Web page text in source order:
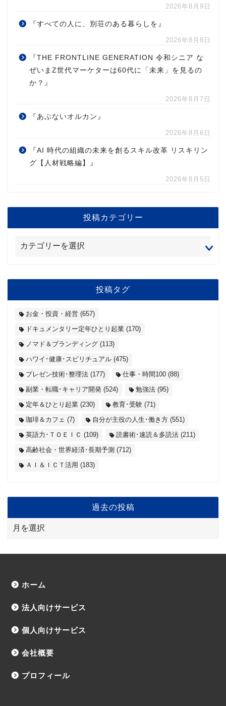
2026年8月9日
『すべての人に、別荘のある暮らしを』
2026年8月8日
『THE FRONTLINE GENERATION 令和シニア な
ぜいまZ世代マーケターは60代に「未来」を見るの
か？』
2026年8月7日
『あぶないオルカン』
2026年8月6日
『AI 時代の組織の未来を創るスキル改革 リスキリン
グ【人材戦略編】』
2026年8月5日
投稿カテゴリー
投稿タグ
お金・投資・経営 (657)
ドキュメンタリー定年ひとり起業 (170)
ノマド＆ブランディング (113)
ハワイ･健康･スピリチュアル (475)
プレゼン技術･整理法 (177) 仕事・時間100 (88)
副業・転職･キャリア開発 (524) 勉強法 (95)
定年＆ひとり起業 (230) 教育･受験 (71)
珈琲＆カフェ (7) 自分が主役の人生･働き方 (551)
英語力･ＴＯＥＩＣ (109) 読書術･速読＆多読法 (211)
高齢社会・世界経済･長期予測 (712)
ＡＩ＆ＩＣＴ活用 (183)
過去の投稿
ホーム
法人向けサービス
個人向けサービス
会社概要
プロフィール